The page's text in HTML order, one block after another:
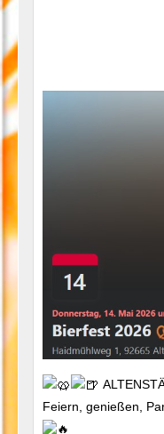
Feiern, genießen,